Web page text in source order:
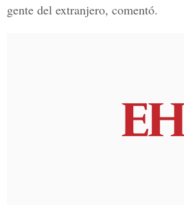
gente del extranjero, comentó.